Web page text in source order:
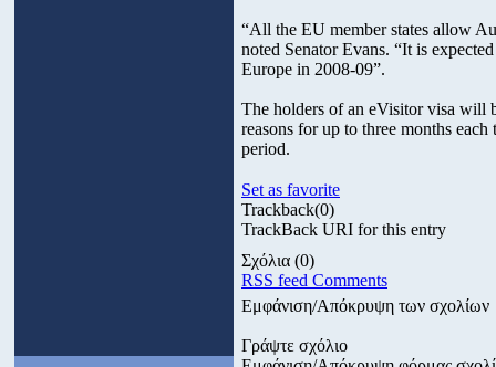
“All the EU member states allow
noted Senator Evans. “It is
Europe in 2008-09”.
The holders of an eVisitor visa will
reasons for up to three months
period.
Set as favorite
Trackback(0)
TrackBack URI for this entry
Σχόλια (0)
RSS feed Comments
Εμφάνιση/Απόκρυψη των σχολίων
Γράψτε σχόλιο